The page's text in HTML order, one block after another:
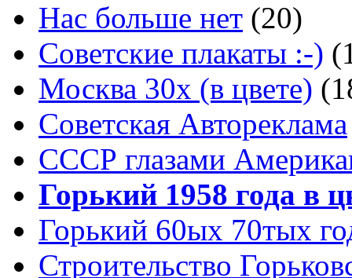
Нас больше нет (20)
Советские плакаты :-)
Москва 30x (в цвете)
Советская Автореклама
СССР глазами
Горький 1958 года в
Горький 60ых 70тых
Строительство